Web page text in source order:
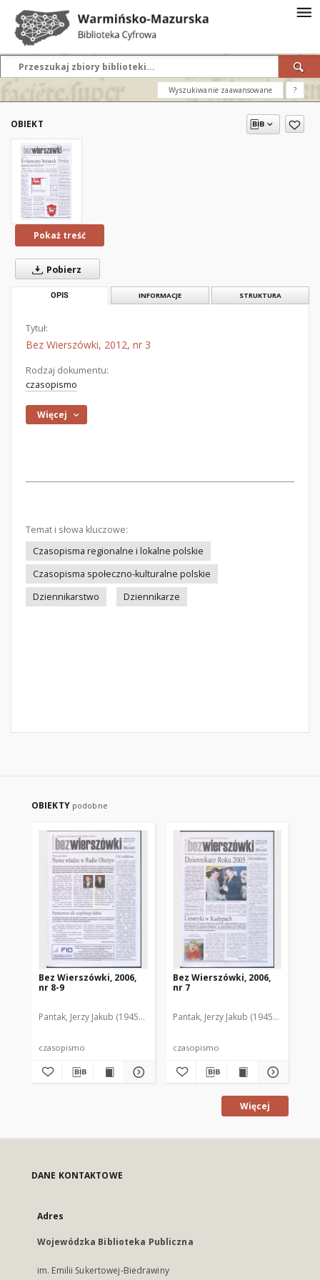
Wyszukiwanie zaawansowane ?
OBIEKT
Pokaż treść
Pobierz
OPIS INFORMACJE STRUKTURA
Tytuł:
Bez Wierszówki, 2012, nr 3
Rodzaj dokumentu:
czasopismo
Więcej
Temat i słowa kluczowe:
Czasopisma regionalne i lokalne polskie
Czasopisma społeczno-kulturalne polskie
Dziennikarstwo
Dziennikarze
OBIEKTY podobne
Bez Wierszówki, 2006,
nr 8-9
Pantak, Jerzy Jakub (1945- ). Red.
czasopismo
Bez Wierszówki, 2006,
nr 7
Pantak, Jerzy Jakub (1945- ). Red.
czasopismo
Więcej
DANE KONTAKTOWE
Adres
Wojewódzka Biblioteka Publiczna
im. Emilii Sukertowej-Biedrawiny